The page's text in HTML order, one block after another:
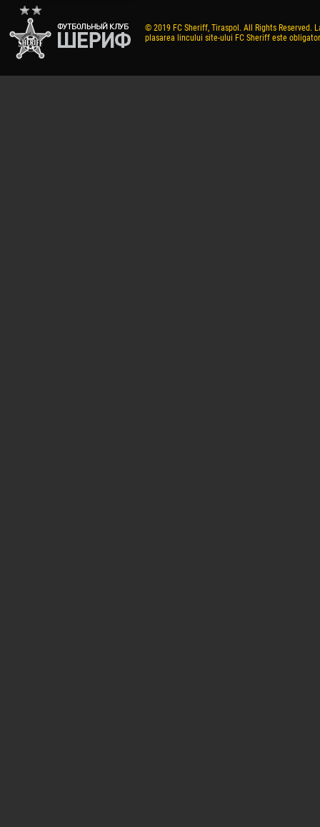
© 2019 FC Sheriff, Tiraspol. All Rights
plasarea lincului site-ului FC Sheriff este